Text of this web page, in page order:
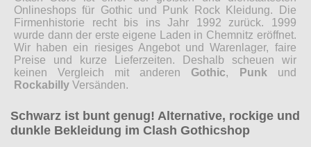
Onlineshops für Gothic und Punk Rock Kleidung. Die
Firmenhistorie recht bis ins Jahr 1992 zurück. 1999
wurde dann der erste eigene Laden in Chemnitz eröffnet.
Wir haben ein riesiges Angebot und Warenlager, faire
Preise und kurze Lieferzeiten. Deshalb scheuen wir
keinen Vergleich mit anderen Gothic, Punk und
Rockabilly Versänden.
Schwarz ist bunt genug! Alternative, rockige und
dunkle Bekleidung im Clash Gothicshop